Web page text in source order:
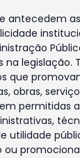
antecedem
na legislação.
que
obras,
permitidas
utilidade